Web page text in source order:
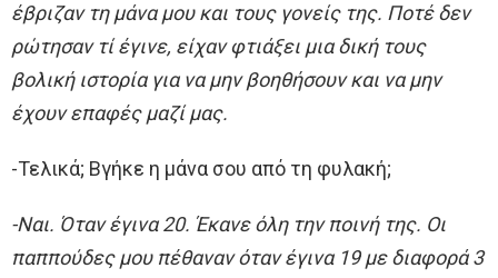
έβριζαν τη μάνα μου και τους γονείς της. Ποτέ δεν
ρώτησαν τί έγινε, είχαν φτιάξει μια δική τους
βολική ιστορία για να μην βοηθήσουν και να μην
έχουν επαφές μαζί μας.
-Τελικά; Βγήκε η μάνα σου από τη φυλακή;
-Ναι. Όταν έγινα 20. Έκανε όλη την ποινή της. Οι
παππούδες μου πέθαναν όταν έγινα 19 με διαφορά 3